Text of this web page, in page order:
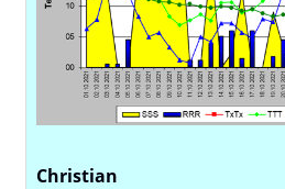
Christian